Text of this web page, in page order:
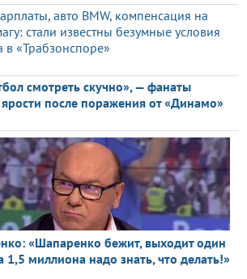
авто BMW, компенсация на
стали известны безумные условия
в «Трабзонспоре»
смотреть скучно», — фанаты
после поражения от «Динамо»
«Шапаренко бежит, выходит один
1,5 миллиона надо знать, что делать!»